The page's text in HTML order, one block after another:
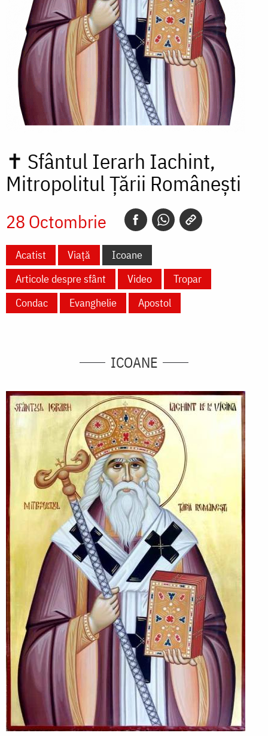
✝ Sfântul Ierarh Iachint,
Mitropolitul Țării Românești
28 Octombrie
Acatist Viață
Icoane
Articole despre sfânt
Video
Tropar
Condac
Evanghelie Apostol
ICOANE